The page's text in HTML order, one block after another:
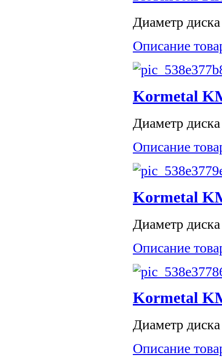
Диаметр
Описание
Kormetal
Диаметр
Описание
Kormetal
Диаметр
Описание
Kormetal
Диаметр
Описание